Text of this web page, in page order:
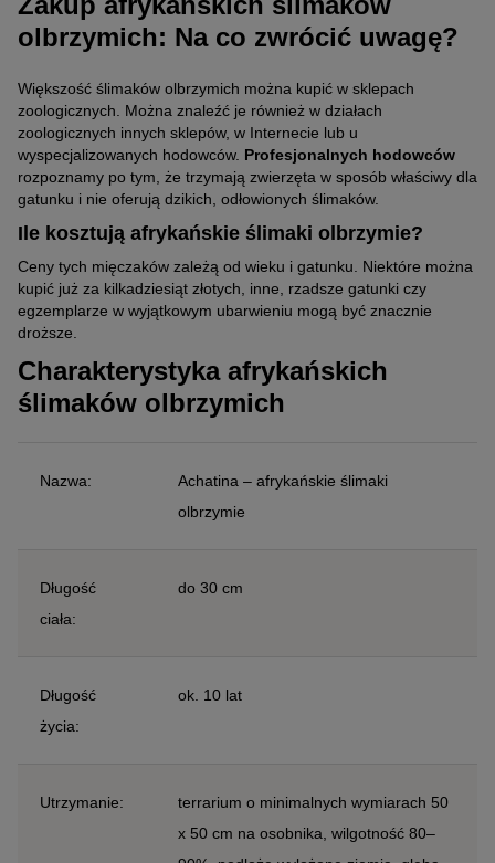
próbujmy jednak robić tego samodzielnie, ponieważ narazimy
zwierzęta na duży stres.
olbrzymich?
Zaleca się umieszczenie w terrarium gałęzi i roślin. Mogą to być
gałęzie korkowe, różne rodzaje drewna oraz mech. Ślimaki będą
skubać rośliny, dlatego należy je regularnie wymieniać.
Czy ślimaki olbrzymie można trzymać
pojedynczo?
Afrykańskie ślimaki olbrzymienależy zawsze trzymać w
grupach . Zaleca się, aby liczyły one co najmniej dwa osobniki –
samotność może bowiem być źródłem stresu i chorób.
socjalizować z innymi zwierzętami (np.
żabami), istnieje wówczas ryzyko, że zostaną
Zgodnie z zaleceniami ślimaki należy karmić codziennie. Tylko w
ten sposób bowiem będą mogły dostarczyć swojemu
dziesięciu tygodni, aAchatina immaculatajest największym
śpiochem wśród ślimaków olbrzymich, którego okres spoczynku
trwa od dwóch do pięciu miesięcy.
olbrzymich: Na co zwrócić uwagę?
Większość ślimaków olbrzymich można kupić w sklepach
zoologicznych. Można znaleźć je również w działach
zoologicznych innych sklepów, w Internecie lub u
wyspecjalizowanych hodowców. Profesjonalnych hodowców
rozpoznamy po tym, że trzymają zwierzęta w sposób właściwy dla
gatunku i nie oferują dzikich, odłowionych ślimaków.
Ile kosztują afrykańskie ślimaki olbrzymie?
Ceny tych mięczaków zależą od wieku i gatunku. Niektóre można
kupić już za kilkadziesiąt złotych, inne, rzadsze gatunki czy
egzemplarze w wyjątkowym ubarwieniu mogą być znacznie
droższe.
Charakterystyka afrykańskich
ślimaków olbrzymich
Nazwa:
Achatina – afrykańskie ślimaki
olbrzymie
Długość
ciała:
do 30 cm
Długość
życia:
ok. 10 lat
Utrzymanie:
terrarium o minimalnych wymiarach 50
x 50 cm na osobnika, wilgotność 80–